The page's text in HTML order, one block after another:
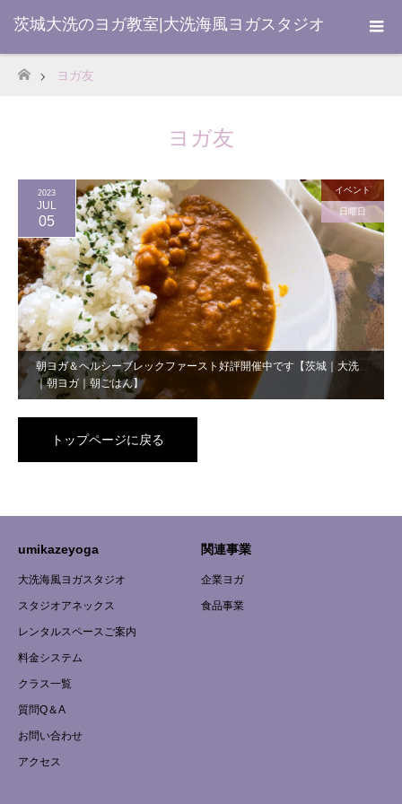
茨城大洗のヨガ教室|大洗海風ヨガスタジオ
ホーム
ヨガ友
ヨガ友
朝ヨガ＆ヘルシーブレックファースト好評開催中です【茨城｜大洗
｜朝ヨガ｜朝ごはん】
2023
JUL
05
イベント
日曜日
トップページに戻る
umikazeyoga
大洗海風ヨガスタジオ
スタジオアネックス
レンタルスペースご案内
料金システム
クラス一覧
質問Q＆A
お問い合わせ
アクセス
関連事業
企業ヨガ
食品事業